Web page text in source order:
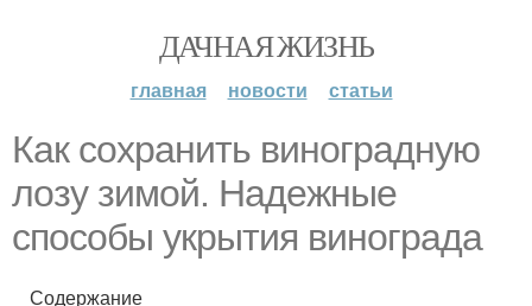
ДАЧНАЯ ЖИЗНЬ
главная новости статьи
Как сохранить виноградную
лозу зимой. Надежные
способы укрытия винограда
Содержание